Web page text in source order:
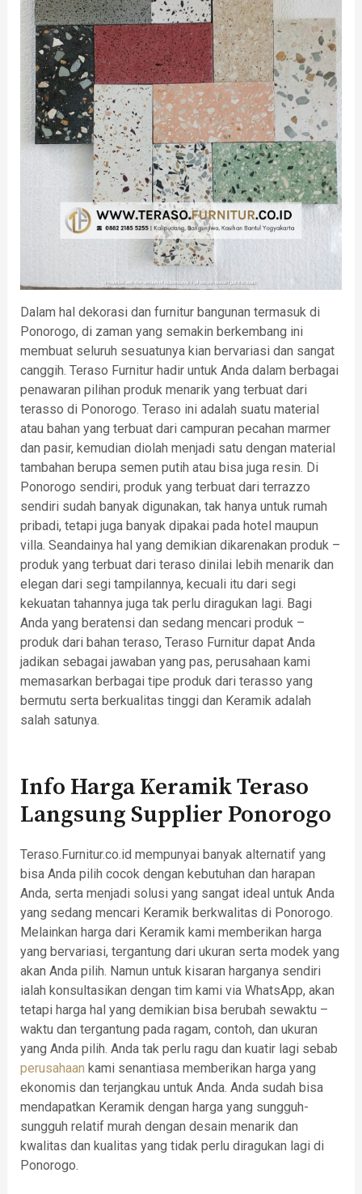
Dalam hal dekorasi dan furnitur bangunan termasuk di
Ponorogo, di zaman yang semakin berkembang ini
membuat seluruh sesuatunya kian bervariasi dan sangat
canggih. Teraso Furnitur hadir untuk Anda dalam berbagai
penawaran pilihan produk menarik yang terbuat dari
terasso di Ponorogo. Teraso ini adalah suatu material
atau bahan yang terbuat dari campuran pecahan marmer
dan pasir, kemudian diolah menjadi satu dengan material
tambahan berupa semen putih atau bisa juga resin. Di
Ponorogo sendiri, produk yang terbuat dari terrazzo
sendiri sudah banyak digunakan, tak hanya untuk rumah
pribadi, tetapi juga banyak dipakai pada hotel maupun
villa. Seandainya hal yang demikian dikarenakan produk –
produk yang terbuat dari teraso dinilai lebih menarik dan
elegan dari segi tampilannya, kecuali itu dari segi
kekuatan tahannya juga tak perlu diragukan lagi. Bagi
Anda yang beratensi dan sedang mencari produk –
produk dari bahan teraso, Teraso Furnitur dapat Anda
jadikan sebagai jawaban yang pas, perusahaan kami
memasarkan berbagai tipe produk dari terasso yang
bermutu serta berkualitas tinggi dan Keramik adalah
salah satunya.
Info Harga Keramik Teraso
Langsung Supplier Ponorogo
Teraso.Furnitur.co.id mempunyai banyak alternatif yang
bisa Anda pilih cocok dengan kebutuhan dan harapan
Anda, serta menjadi solusi yang sangat ideal untuk Anda
yang sedang mencari Keramik berkwalitas di Ponorogo.
Melainkan harga dari Keramik kami memberikan harga
yang bervariasi, tergantung dari ukuran serta modek yang
akan Anda pilih. Namun untuk kisaran harganya sendiri
ialah konsultasikan dengan tim kami via WhatsApp, akan
tetapi harga hal yang demikian bisa berubah sewaktu –
waktu dan tergantung pada ragam, contoh, dan ukuran
yang Anda pilih. Anda tak perlu ragu dan kuatir lagi sebab
perusahaan kami senantiasa memberikan harga yang
ekonomis dan terjangkau untuk Anda. Anda sudah bisa
mendapatkan Keramik dengan harga yang sungguh-
sungguh relatif murah dengan desain menarik dan
kwalitas dan kualitas yang tidak perlu diragukan lagi di
Ponorogo.